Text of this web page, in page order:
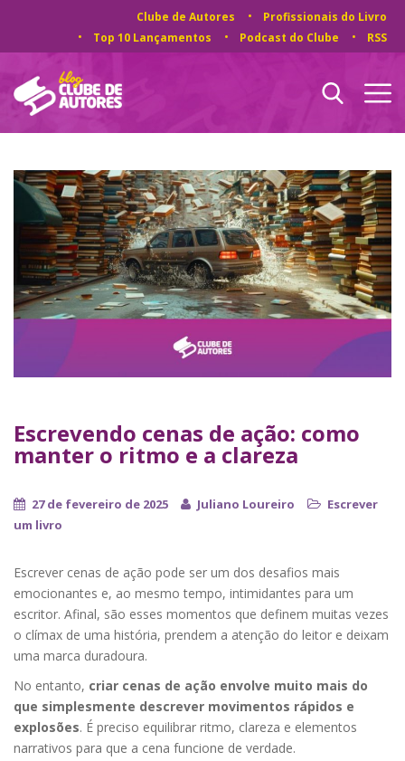
Clube de Autores
Profissionais do Livro
Top 10 Lançamentos
Podcast do Clube RSS
Escrevendo cenas de ação: como
manter o ritmo e a clareza
27 de fevereiro de 2025 Juliano Loureiro
Escrever
um livro
Escrever cenas de ação pode ser um dos desafios mais
emocionantes e, ao mesmo tempo, intimidantes para um
escritor. Afinal, são esses momentos que definem muitas vezes
o clímax de uma história, prendem a atenção do leitor e deixam
uma marca duradoura.
No entanto, criar cenas de ação envolve muito mais do
que simplesmente descrever movimentos rápidos e
explosões. É preciso equilibrar ritmo, clareza e elementos
narrativos para que a cena funcione de verdade.